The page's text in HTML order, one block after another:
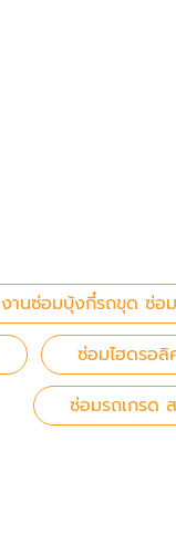
งานซ่อมบุ้งกี๋รถขุด ซ่อ
ซ่อมไฮดรอลิ
ซ่อมรถเกรด